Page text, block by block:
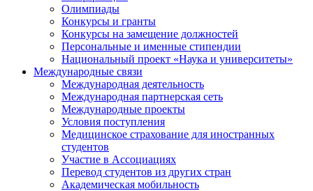
Олимпиады
Конкурсы и гранты
Конкурсы на замещение должностей
Персональные и именные стипендии
Национальный проект «Наука и университеты»
Международные связи
Международная деятельность
Международная партнерская сеть
Международные проекты
Условия поступления
Медицинское страхование для иностранных
студентов
Участие в Ассоциациях
Перевод студентов из других стран
Академическая мобильность